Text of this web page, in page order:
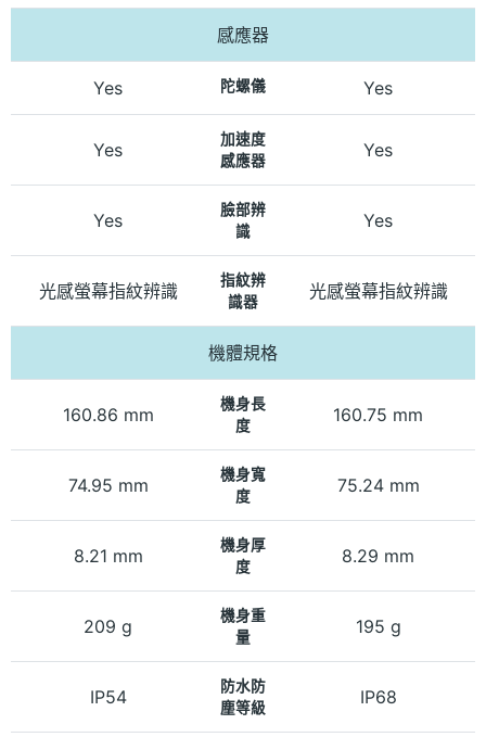
感應器
Yes 陀螺儀 Yes
Yes
加速度
感應器
Yes
Yes
臉部辨
識
Yes
光感螢幕指紋辨識
指紋辨
識器
光感螢幕指紋辨識
機體規格
160.86 mm
機身長
度
160.75 mm
74.95 mm
機身寬
度
75.24 mm
8.21 mm
機身厚
度
8.29 mm
209 g
機身重
量
195 g
IP54
防水防
塵等級
IP68